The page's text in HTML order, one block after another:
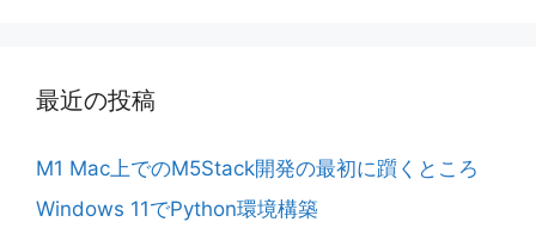
最近の投稿
M1 Mac上でのM5Stack開発の最初に躓くところ
Windows 11でPython環境構築